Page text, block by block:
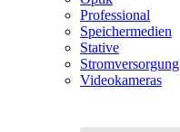
Professional
Speichermedien
Stative
Stromversorgung
Videokameras